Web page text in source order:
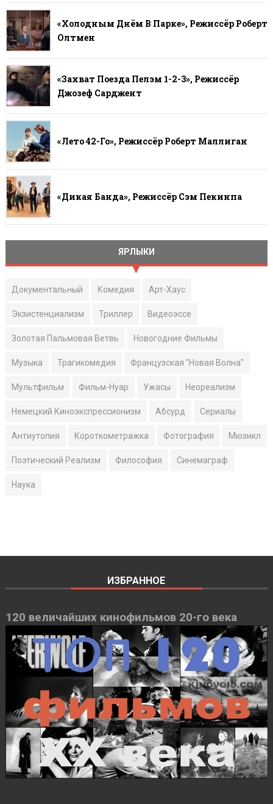
«Холодным Днём В Парке», Режиссёр Роберт
Олтмен
«Захват Поезда Пелэм 1-2-3», Режиссёр
Джозеф Сарджент
«Лето 42-Го», Режиссёр Роберт Маллиган
«Дикая Банда», Режиссёр Сэм Пекинпа
ЯРЛЫКИ
Документальный Комедия Арт-Хаус
Экзистенциализм Триллер Видеоэссе
Золотая Пальмовая Ветвь Новогодние Фильмы
Музыка Трагикомедия Французская "Новая Волна"
Мультфильм Фильм-Нуар Ужасы Неореализм
Немецкий Киноэкспрессионизм Абсурд Сериалы
Антиутопия Короткометражка Фотография Мюзикл
Поэтический Реализм Философия Синемаграф
Наука
ИЗБРАННОЕ
120 величайших кинофильмов 20-го века